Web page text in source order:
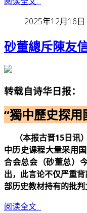
2025年12月16日
砂董總斥陳友
转载自诗华日报：
“獨中歷史探用
（本报古晋15日讯
中历史课程大量采用
合会总会（砂董总）
出，此言论不仅严重
部历史教材持有的批判
阅读全文...